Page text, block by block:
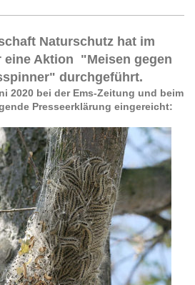
Naturschutz hat im
eine Aktion "Meisen gegen
durchgeführt.
2020 bei der Ems-Zeitung und beim
Presseerklärung eingereicht: